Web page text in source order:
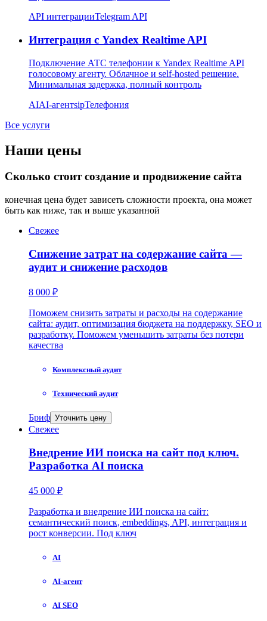
API интеграцииTelegram API
Интеграция с Yandex Realtime API
Подключение АТС телефонии к Yandex Realtime API
голосовому агенту. Облачное и self-hosted решение.
Минимальная задержка, полный контроль
AIAI-агентsipТелефония
Все услуги
Наши цены
Сколько стоит создание и продвижение сайта
конечная цена будет зависеть сложности проекта, она может
быть как ниже, так и выше указанной
Свежее
Снижение затрат на содержание сайта —
аудит и снижение расходов
8 000 ₽
Поможем снизить затраты и расходы на содержание
сайта: аудит, оптимизация бюджета на поддержку, SEO и
разработку. Поможем уменьшить затраты без потери
качества
Комплексный аудит
Технический аудит
Бриф Уточнить цену
Свежее
Внедрение ИИ поиска на сайт под ключ.
Разработка AI поиска
45 000 ₽
Разработка и внедрение ИИ поиска на сайт:
семантический поиск, embeddings, API, интеграция и
рост конверсии. Под ключ
AI
AI-агент
AI SEO